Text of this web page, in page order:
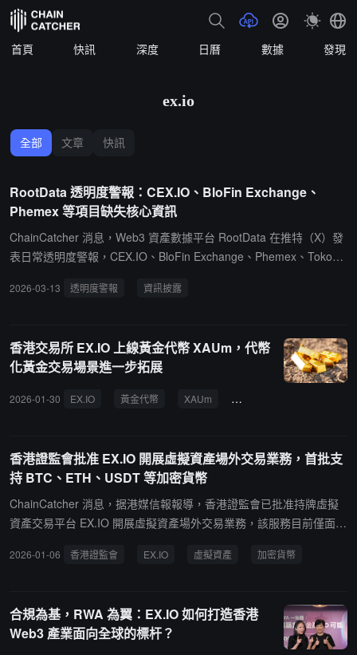
首頁 快訊 深度 日曆 數據 發現
ex.io
全部 文章 快訊
RootData 透明度警報：CEX.IO、BloFin Exchange、
Phemex 等項目缺失核心資訊
ChainCatcher 消息，Web3 資產數據平台 RootData 在推特（X）發
表日常透明度警報，CEX.IO、BloFin Exchange、Phemex、Tokocry
失，呼籲項目方在 RootData上提交/更新資料，提升其透明度評分。
反映項目的資訊披露情況。透明度評分從高到低分為 A-F 級共 5 個
等級，評分越低，代表該項目信息披露越不完整，作惡風險越高，投
2026-03-13 透明度警報 資訊披露
香港交易所 EX.IO 上線黃金代幣 XAUm，代幣
化黃金交易場景進一步拓展
2026-01-30 EX.IO 黃金代幣 XAUm 代幣化資產
香港證監會批准 EX.IO 開展虛擬資產場外交易業務，首批支
持 BTC、ETH、USDT 等加密貨幣
ChainCatcher 消息，据港媒信報報導，香港證監會已批准持牌虛擬
資產交易平台 EX.IO 開展虛擬資產場外交易業務，該服務目前僅面向
USDC、USDTTRC20 等加密貨幣，以及美元、港元等法定貨幣。
2026-01-06 香港證監會 EX.IO 虛擬資產 加密貨幣
合規為基，RWA 為翼：EX.IO 如何打造香港
Web3 產業面向全球的標杆？